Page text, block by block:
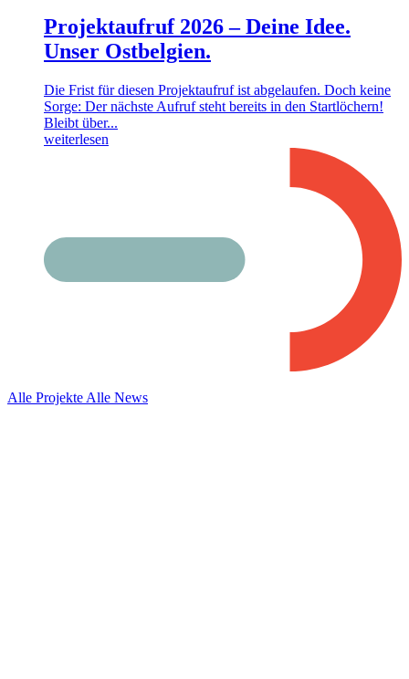
Projektaufruf 2026 – Deine Idee.
Unser Ostbelgien.
Die Frist für diesen Projektaufruf ist abgelaufen. Doch keine
Sorge: Der nächste Aufruf steht bereits in den Startlöchern!
Bleibt über...
weiterlesen
Alle Projekte Alle News